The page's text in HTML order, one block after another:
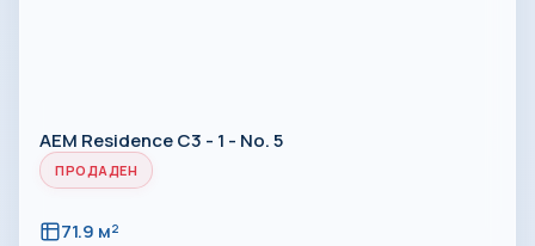
AEM Residence C3 - 1 - No. 5
ПРОДАДЕН
71.9 м²